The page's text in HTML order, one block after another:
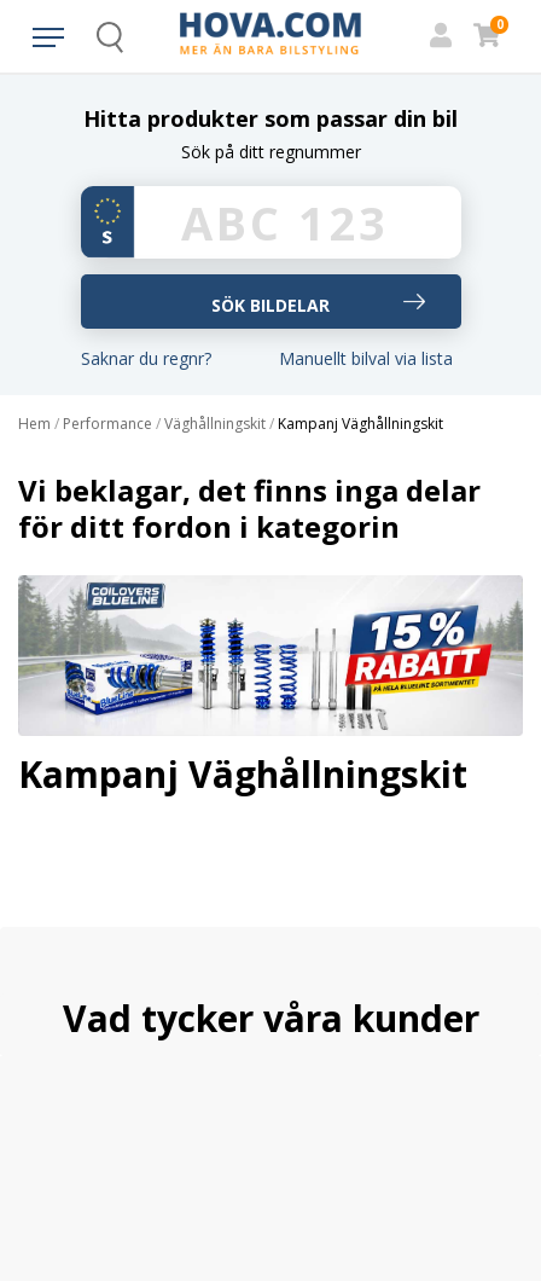
Search
0
Hitta produkter som passar din bil
Sök på ditt regnummer
Saknar du regnr? Manuellt bilval via lista
Hem / Performance /Väghållningskit/Kampanj Väghållningskit
Vi beklagar, det finns inga delar
för ditt fordon i kategorin
Kampanj Väghållningskit
Vad tycker våra kunder